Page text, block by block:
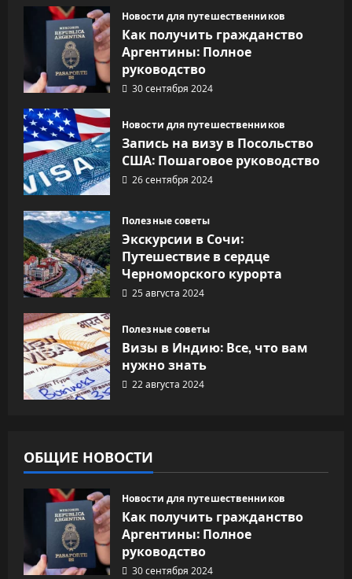
Новости для путешественников
Как получить гражданство
Аргентины: Полное
руководство
30 сентября 2024
Новости для путешественников
Запись на визу в Посольство
США: Пошаговое руководство
26 сентября 2024
Полезные советы
Экскурсии в Сочи:
Путешествие в сердце
Черноморского курорта
25 августа 2024
Полезные советы
Визы в Индию: Все, что вам
нужно знать
22 августа 2024
ОБЩИЕ НОВОСТИ
Новости для путешественников
Как получить гражданство
Аргентины: Полное
руководство
30 сентября 2024